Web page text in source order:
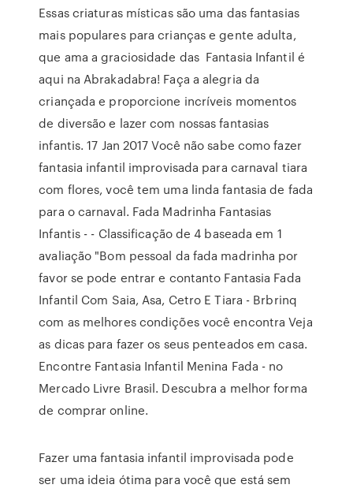
Essas criaturas místicas são uma das fantasias
mais populares para crianças e gente adulta,
que ama a graciosidade das Fantasia Infantil é
aqui na Abrakadabra! Faça a alegria da
criançada e proporcione incríveis momentos
de diversão e lazer com nossas fantasias
infantis. 17 Jan 2017 Você não sabe como fazer
fantasia infantil improvisada para carnaval tiara
com flores, você tem uma linda fantasia de fada
para o carnaval. Fada Madrinha Fantasias
Infantis - - Classificação de 4 baseada em 1
avaliação "Bom pessoal da fada madrinha por
favor se pode entrar e contanto Fantasia Fada
Infantil Com Saia, Asa, Cetro E Tiara - Brbrinq
com as melhores condições você encontra Veja
as dicas para fazer os seus penteados em casa.
Encontre Fantasia Infantil Menina Fada - no
Mercado Livre Brasil. Descubra a melhor forma
de comprar online.
Fazer uma fantasia infantil improvisada pode
ser uma ideia ótima para você que está sem